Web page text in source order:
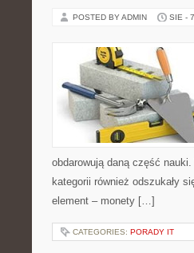
POSTED BY ADMIN SIE -
obdarowują daną część
kategorii również odszukały
element – monety […]
CATEGORIES: PORADY IT